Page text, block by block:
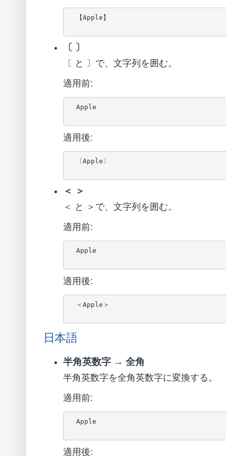
〔 〕
〔 と 〕で、文字列を囲む。
適用前:
  Apple
適用後:
＜ ＞
＜ と ＞で、文字列を囲む。
適用前:
  Apple
適用後:
日本語
半角英数字 → 全角
半角英数字を全角英数字に変換する。
適用前:
  Apple
適用後: